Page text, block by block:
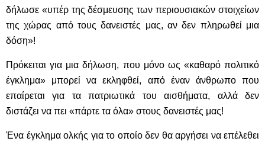
δήλωσε «υπέρ της δέσμευσης των περιουσιακών στοιχείων
της χώρας από τους δανειστές μας, αν δεν πληρωθεί μια
δόση»!
Πρόκειται για μια δήλωση, που μόνο ως «καθαρό πολιτικό
έγκλημα» μπορεί να εκληφθεί, από έναν άνθρωπο που
επαίρεται για τα πατριωτικά του αισθήματα, αλλά δεν
διστάζει να πει «πάρτε τα όλα» στους δανειστές μας!
Ένα έγκλημα ολκής για το οποίο δεν θα αργήσει να επέλεθει